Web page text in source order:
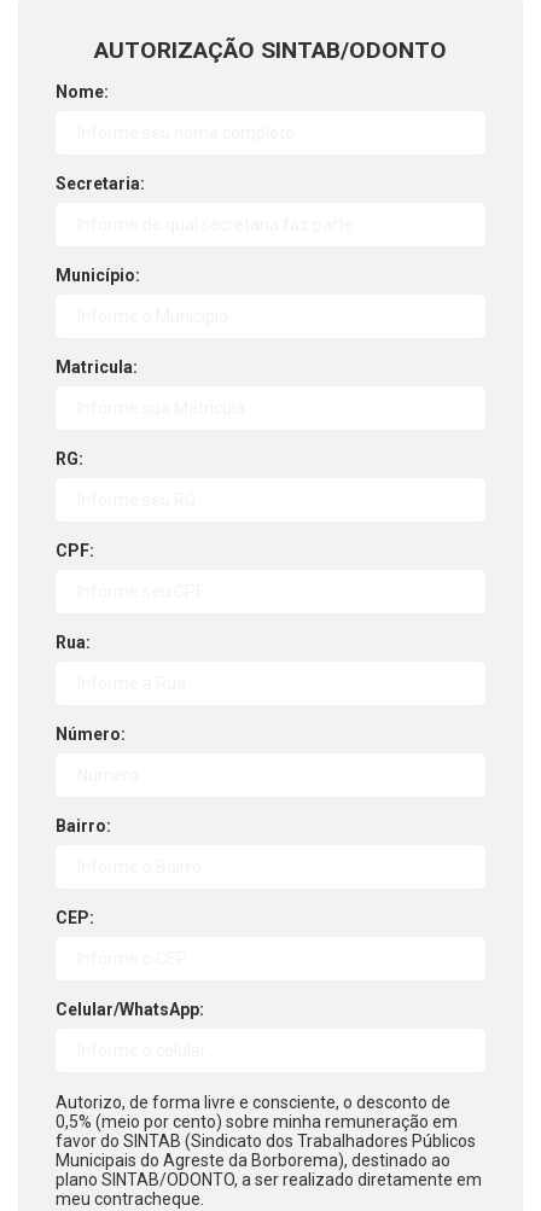
AUTORIZAÇÃO SINTAB/ODONTO
Nome:
Secretaria:
Município:
Matricula:
RG:
CPF:
Rua:
Número:
Bairro:
CEP:
Celular/WhatsApp:
Autorizo, de forma livre e consciente, o desconto de
0,5% (meio por cento) sobre minha remuneração em
favor do SINTAB (Sindicato dos Trabalhadores Públicos
Municipais do Agreste da Borborema), destinado ao
plano SINTAB/ODONTO, a ser realizado diretamente em
meu contracheque.